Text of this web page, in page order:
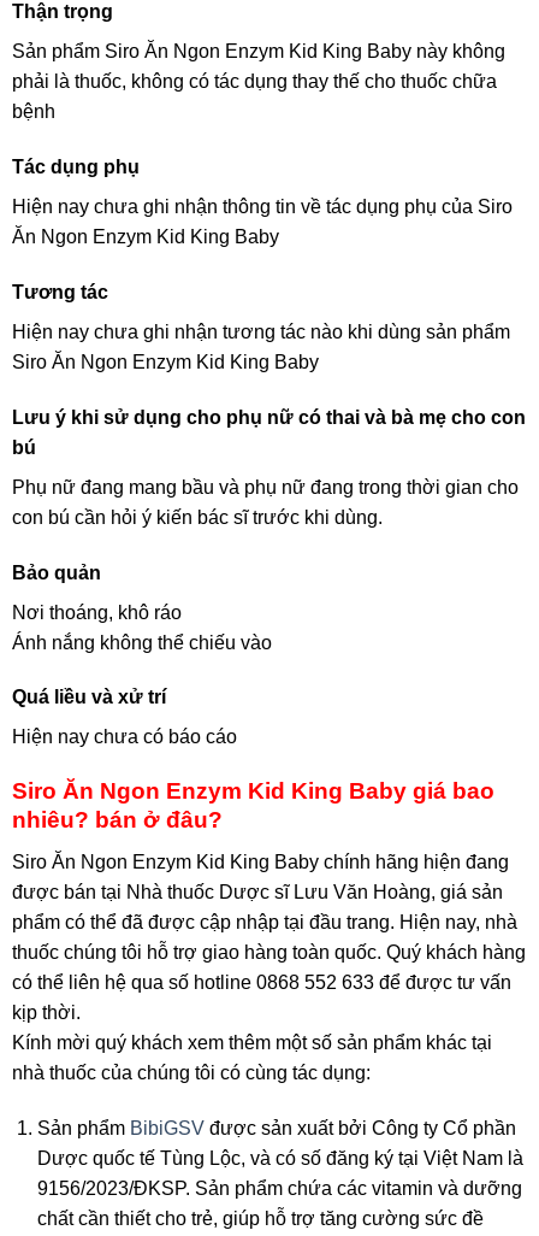
Thận trọng
Sản phẩm Siro Ăn Ngon Enzym Kid King Baby này không
phải là thuốc, không có tác dụng thay thế cho thuốc chữa
bệnh
Tác dụng phụ
Hiện nay chưa ghi nhận thông tin về tác dụng phụ của Siro
Ăn Ngon Enzym Kid King Baby
Tương tác
Hiện nay chưa ghi nhận tương tác nào khi dùng sản phẩm
Siro Ăn Ngon Enzym Kid King Baby
Lưu ý khi sử dụng cho phụ nữ có thai và bà mẹ cho con
bú
Phụ nữ đang mang bầu và phụ nữ đang trong thời gian cho
con bú cần hỏi ý kiến bác sĩ trước khi dùng.
Bảo quản
Nơi thoáng, khô ráo
Ánh nắng không thể chiếu vào
Quá liều và xử trí
Hiện nay chưa có báo cáo
Siro Ăn Ngon Enzym Kid King Baby giá bao
nhiêu? bán ở đâu?
Siro Ăn Ngon Enzym Kid King Baby chính hãng hiện đang
được bán tại Nhà thuốc Dược sĩ Lưu Văn Hoàng, giá sản
phẩm có thể đã được cập nhập tại đầu trang. Hiện nay, nhà
thuốc chúng tôi hỗ trợ giao hàng toàn quốc. Quý khách hàng
có thể liên hệ qua số hotline 0868 552 633 để được tư vấn
kịp thời.
Kính mời quý khách xem thêm một số sản phẩm khác tại
nhà thuốc của chúng tôi có cùng tác dụng:
Sản phẩm BibiGSVđược sản xuất bởi Công ty Cổ phần
Dược quốc tế Tùng Lộc, và có số đăng ký tại Việt Nam là
9156/2023/ĐKSP. Sản phẩm chứa các vitamin và dưỡng
chất cần thiết cho trẻ, giúp hỗ trợ tăng cường sức đề